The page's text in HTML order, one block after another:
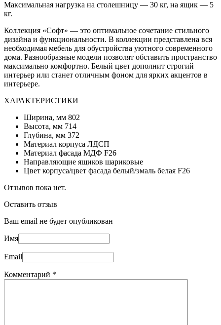
Максимальная нагрузка на столешницу — 30 кг, на ящик — 5
кг.
Коллекция «Софт» — это оптимальное сочетание стильного
дизайна и функциональности. В коллекции представлена вся
необходимая мебель для обустройства уютного современного
дома. Разнообразные модели позволят обставить пространство
максимально комфортно. Белый цвет дополнит строгий
интерьер или станет отличным фоном для ярких акцентов в
интерьере.
ХАРАКТЕРИСТИКИ
Ширина, мм 802
Высота, мм 714
Глубина, мм 372
Материал корпуса ЛДСП
Материал фасада МДФ F26
Направляющие ящиков шариковые
Цвет корпуса/цвет фасада белый/эмаль белая F26
Отзывов пока нет.
Оставить отзыв
Ваш email не будет опубликован
Имя
Email
Комментарий *